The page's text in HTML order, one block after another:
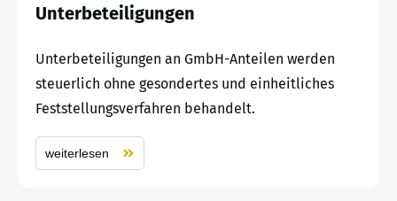
Unterbeteiligungen
Unterbeteiligungen an GmbH-Anteilen werden
steuerlich ohne gesondertes und einheitliches
Feststellungsverfahren behandelt.
weiterlesen